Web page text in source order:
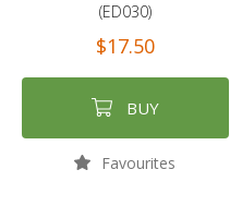
(ED030)
$17.50
BUY
Favourites